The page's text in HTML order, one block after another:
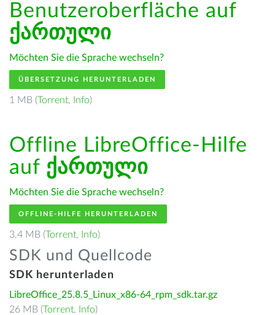
Benutzeroberfläche auf
ქართული
Möchten Sie die Sprache wechseln?
ÜBERSETZUNG HERUNTERLADEN
1 MB (Torrent, Info)
Offline LibreOffice-Hilfe
auf ქართული
Möchten Sie die Sprache wechseln?
OFFLINE-HILFE HERUNTERLADEN
3.4 MB (Torrent, Info)
SDK und Quellcode
SDK herunterladen
LibreOffice_25.8.5_Linux_x86-64_rpm_sdk.tar.gz
26 MB (Torrent, Info)